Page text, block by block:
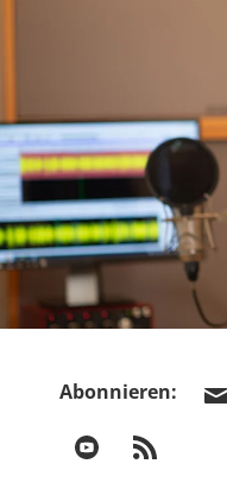
Abonnieren: